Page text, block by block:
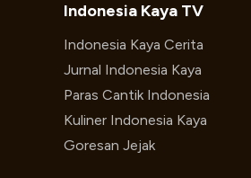
Indonesia Kaya TV
Indonesia Kaya Cerita
Jurnal Indonesia Kaya
Paras Cantik Indonesia
Kuliner Indonesia Kaya
Goresan Jejak